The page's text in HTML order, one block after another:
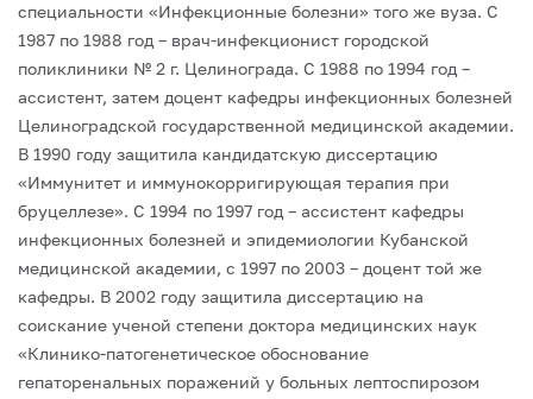
специальности «Инфекционные болезни» того же вуза. С
1987 по 1988 год – врач-инфекционист городской
поликлиники № 2 г. Целинограда. С 1988 по 1994 год –
ассистент, затем доцент кафедры инфекционных болезней
Целиноградской государственной медицинской академии.
В 1990 году защитила кандидатскую диссертацию
«Иммунитет и иммунокорригирующая терапия при
бруцеллезе». С 1994 по 1997 год – ассистент кафедры
инфекционных болезней и эпидемиологии Кубанской
медицинской академии, с 1997 по 2003 – доцент той же
кафедры. В 2002 году защитила диссертацию на
соискание ученой степени доктора медицинских наук
«Клинико-патогенетическое обоснование
гепаторенальных поражений у больных лептоспирозом